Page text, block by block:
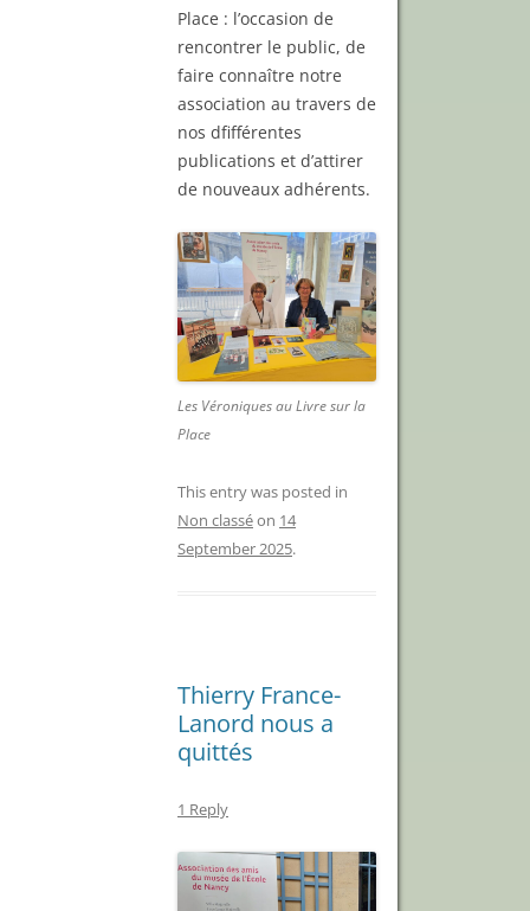
Place : l’occasion de
rencontrer le public, de
faire connaître notre
association au travers de
nos dfifférentes
publications et d’attirer
de nouveaux adhérents.
Les Véroniques au Livre sur la
Place
This entry was posted in
Non classéon 14
September 2025.
Thierry France-
Lanord nous a
quittés
1 Reply